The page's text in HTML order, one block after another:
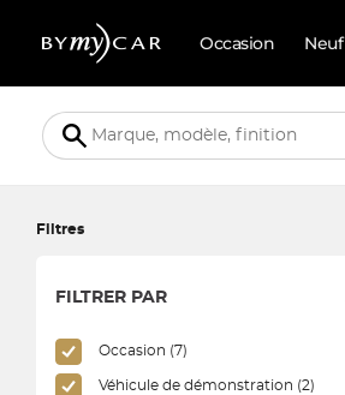
Occasion Neuf
Filtres
FILTRER PAR
Occasion (7)
Véhicule de démonstration (2)